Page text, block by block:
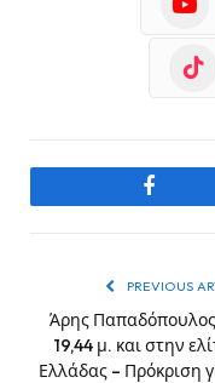
PREVIOUS
Άρης
19,44 μ. και στην
Ελλάδας – Πρόκριση